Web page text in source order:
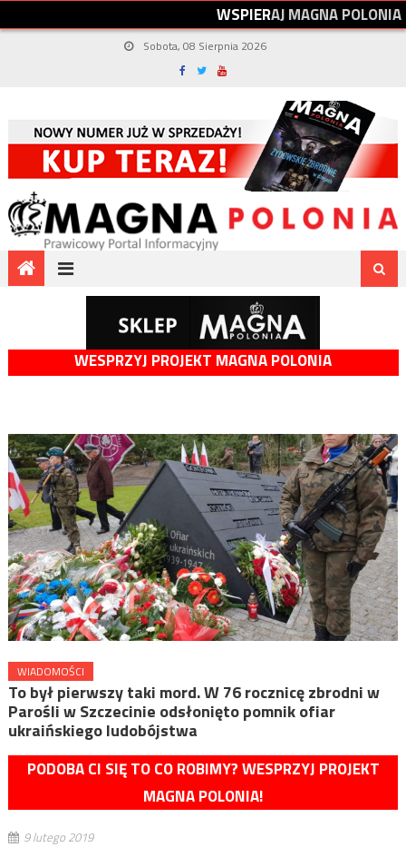
WSPIERAJMAGNAPOLONIA
Sobota, 08 Sierpnia 2026
WESPRZYJ PROJEKT MAGNA POLONIA
WIADOMOŚCI
To był pierwszy taki mord. W 76 rocznicę zbrodni w
Parośli w Szczecinie odsłonięto pomnik ofiar
ukraińskiego ludobójstwa
PODOBA CI SIĘ TO CO ROBIMY? WESPRZYJ PROJEKT
MAGNA POLONIA!
9 lutego 2019